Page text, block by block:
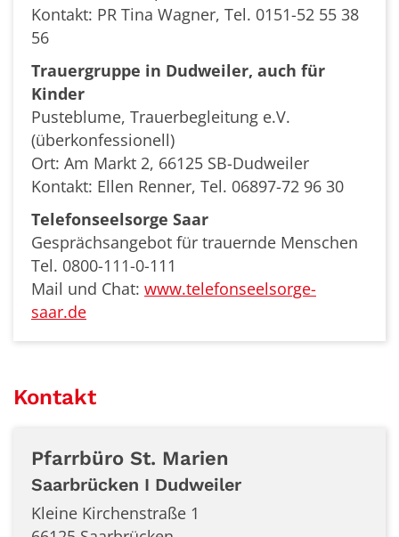
Kontakt: PR Tina Wagner, Tel. 0151-52 55 38
56
Trauergruppe in Dudweiler, auch für
Kinder
Pusteblume, Trauerbegleitung e.V.
(überkonfessionell)
Ort: Am Markt 2, 66125 SB-Dudweiler
Kontakt: Ellen Renner, Tel. 06897-72 96 30
Telefonseelsorge Saar
Gesprächsangebot für trauernde Menschen
Tel. 0800-111-0-111
Mail und Chat: www.telefonseelsorge-
saar.de
Kontakt
Pfarrbüro St. Marien
Saarbrücken I Dudweiler
Kleine Kirchenstraße 1